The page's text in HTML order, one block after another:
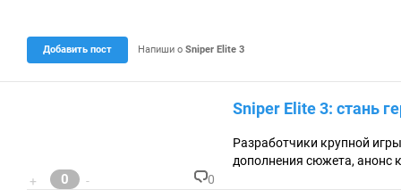
к
Добавить пост Напиши о Sniper Elite 3
Sniper Elite 3: стань
Разработчики крупной
дополнения сюжета, анонс
+
0 - 0